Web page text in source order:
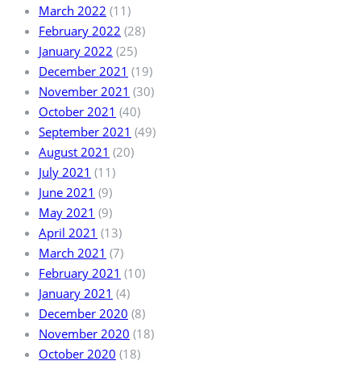
March 2022 (11)
February 2022 (28)
January 2022 (25)
December 2021 (19)
November 2021 (30)
October 2021 (40)
September 2021 (49)
August 2021 (20)
July 2021 (11)
June 2021 (9)
May 2021 (9)
April 2021 (13)
March 2021 (7)
February 2021 (10)
January 2021 (4)
December 2020 (8)
November 2020 (18)
October 2020 (18)